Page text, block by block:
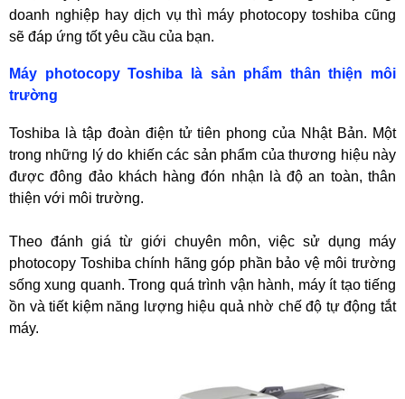
doanh nghiệp hay dịch vụ thì máy photocopy toshiba cũng
sẽ đáp ứng tốt yêu cầu của bạn.
Máy photocopy Toshiba là sản phẩm thân thiện môi
trường
Toshiba là tập đoàn điện tử tiên phong của Nhật Bản. Một
trong những lý do khiến các sản phẩm của thương hiệu này
được đông đảo khách hàng đón nhận là độ an toàn, thân
thiện với môi trường.
Theo đánh giá từ giới chuyên môn, việc sử dụng máy
photocopy Toshiba chính hãng góp phần bảo vệ môi trường
sống xung quanh. Trong quá trình vận hành, máy ít tạo tiếng
ồn và tiết kiệm năng lượng hiệu quả nhờ chế độ tự động tắt
máy.